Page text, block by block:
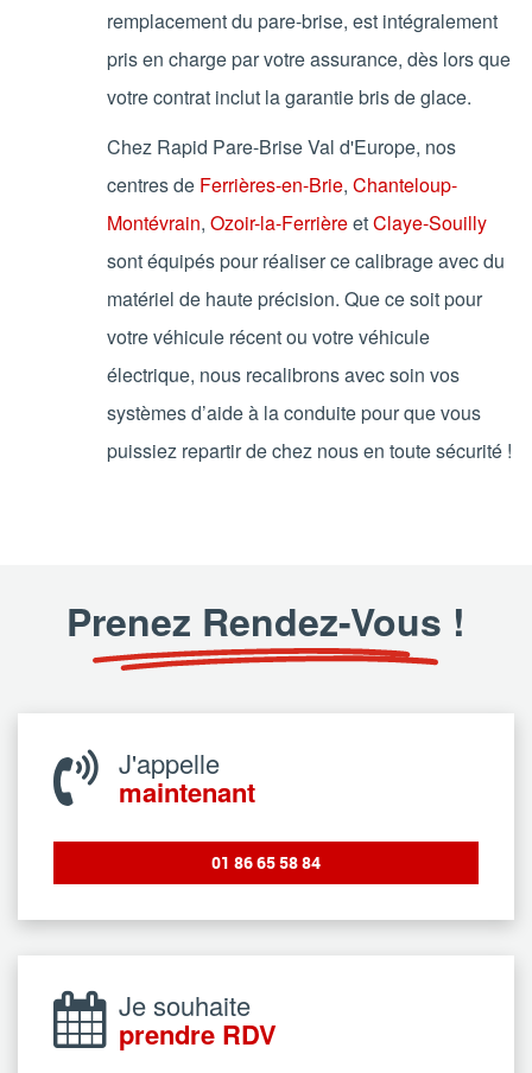
remplacement du pare-brise, est intégralement
pris en charge par votre assurance, dès lors que
votre contrat inclut la garantie bris de glace.
Chez Rapid Pare-Brise Val d'Europe, nos
centres de Ferrières-en-Brie, Chanteloup-
Montévrain, Ozoir-la-FerrièreetClaye-Souilly
sont équipés pour réaliser ce calibrage avec du
matériel de haute précision. Que ce soit pour
votre véhicule récent ou votre véhicule
électrique, nous recalibrons avec soin vos
systèmes d’aide à la conduite pour que vous
puissiez repartir de chez nous en toute sécurité !
Prenez Rendez-Vous !
J'appelle
maintenant
01 86 65 58 84
Je souhaite
prendre RDV